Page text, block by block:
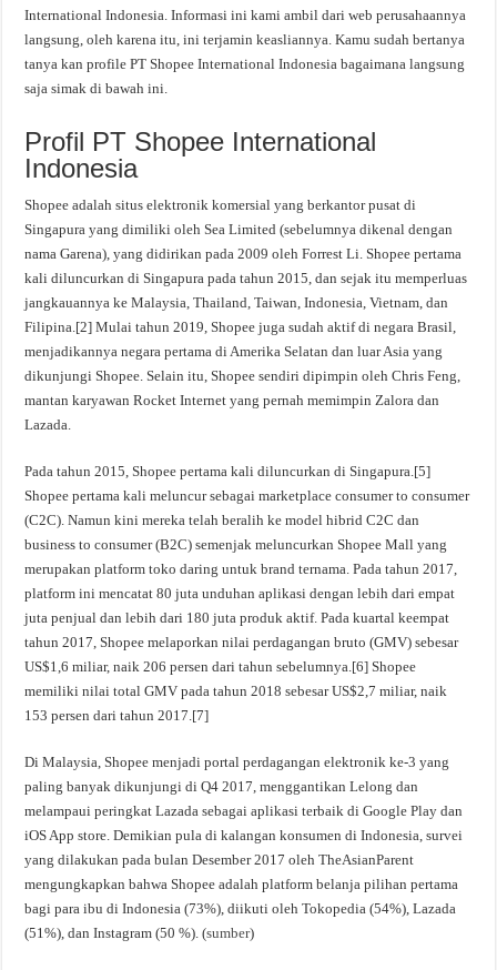
International Indonesia. Informasi ini kami ambil dari web perusahaannya
langsung, oleh karena itu, ini terjamin keasliannya. Kamu sudah bertanya
tanya kan profile PT Shopee International Indonesia bagaimana langsung
saja simak di bawah ini.
Profil PT Shopee International
Indonesia
Shopee adalah situs elektronik komersial yang berkantor pusat di
Singapura yang dimiliki oleh Sea Limited (sebelumnya dikenal dengan
nama Garena), yang didirikan pada 2009 oleh Forrest Li. Shopee pertama
kali diluncurkan di Singapura pada tahun 2015, dan sejak itu memperluas
jangkauannya ke Malaysia, Thailand, Taiwan, Indonesia, Vietnam, dan
Filipina.[2] Mulai tahun 2019, Shopee juga sudah aktif di negara Brasil,
menjadikannya negara pertama di Amerika Selatan dan luar Asia yang
dikunjungi Shopee. Selain itu, Shopee sendiri dipimpin oleh Chris Feng,
mantan karyawan Rocket Internet yang pernah memimpin Zalora dan
Lazada.
Pada tahun 2015, Shopee pertama kali diluncurkan di Singapura.[5]
Shopee pertama kali meluncur sebagai marketplace consumer to consumer
(C2C). Namun kini mereka telah beralih ke model hibrid C2C dan
business to consumer (B2C) semenjak meluncurkan Shopee Mall yang
merupakan platform toko daring untuk brand ternama. Pada tahun 2017,
platform ini mencatat 80 juta unduhan aplikasi dengan lebih dari empat
juta penjual dan lebih dari 180 juta produk aktif. Pada kuartal keempat
tahun 2017, Shopee melaporkan nilai perdagangan bruto (GMV) sebesar
US$1,6 miliar, naik 206 persen dari tahun sebelumnya.[6] Shopee
memiliki nilai total GMV pada tahun 2018 sebesar US$2,7 miliar, naik
153 persen dari tahun 2017.[7]
Di Malaysia, Shopee menjadi portal perdagangan elektronik ke-3 yang
paling banyak dikunjungi di Q4 2017, menggantikan Lelong dan
melampaui peringkat Lazada sebagai aplikasi terbaik di Google Play dan
iOS App store. Demikian pula di kalangan konsumen di Indonesia, survei
yang dilakukan pada bulan Desember 2017 oleh TheAsianParent
mengungkapkan bahwa Shopee adalah platform belanja pilihan pertama
bagi para ibu di Indonesia (73%), diikuti oleh Tokopedia (54%), Lazada
(51%), dan Instagram (50 %). (sumber)